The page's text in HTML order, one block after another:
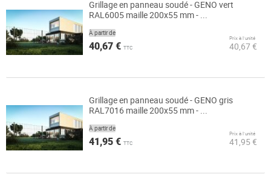
Grillage en panneau soudé - GENO vert
RAL6005 maille 200x55 mm - ...
À partir de
40,67 € TTC
Prix à l’unité
40,67 €
Grillage en panneau soudé - GENO gris
RAL7016 maille 200x55 mm - ...
À partir de
41,95 € TTC
Prix à l’unité
41,95 €